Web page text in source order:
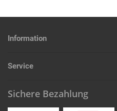
Information
Service
Sichere Bezahlung